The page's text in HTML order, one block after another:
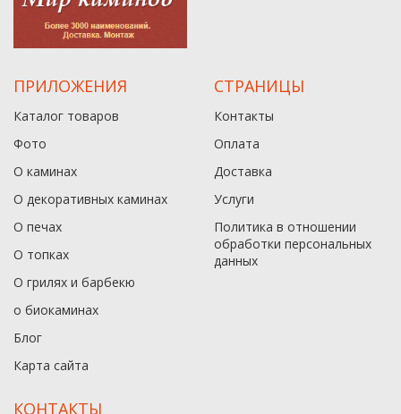
ПРИЛОЖЕНИЯ
Каталог товаров
Фото
О каминах
О декоративных каминах
О печах
О топках
О грилях и барбекю
о биокаминах
Блог
Карта сайта
СТРАНИЦЫ
Контакты
Оплата
Доставка
Услуги
Политика в отношении
обработки персональных
данныx
КОНТАКТЫ